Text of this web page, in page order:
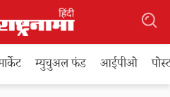
म्युचुअल फंड आईपीओ